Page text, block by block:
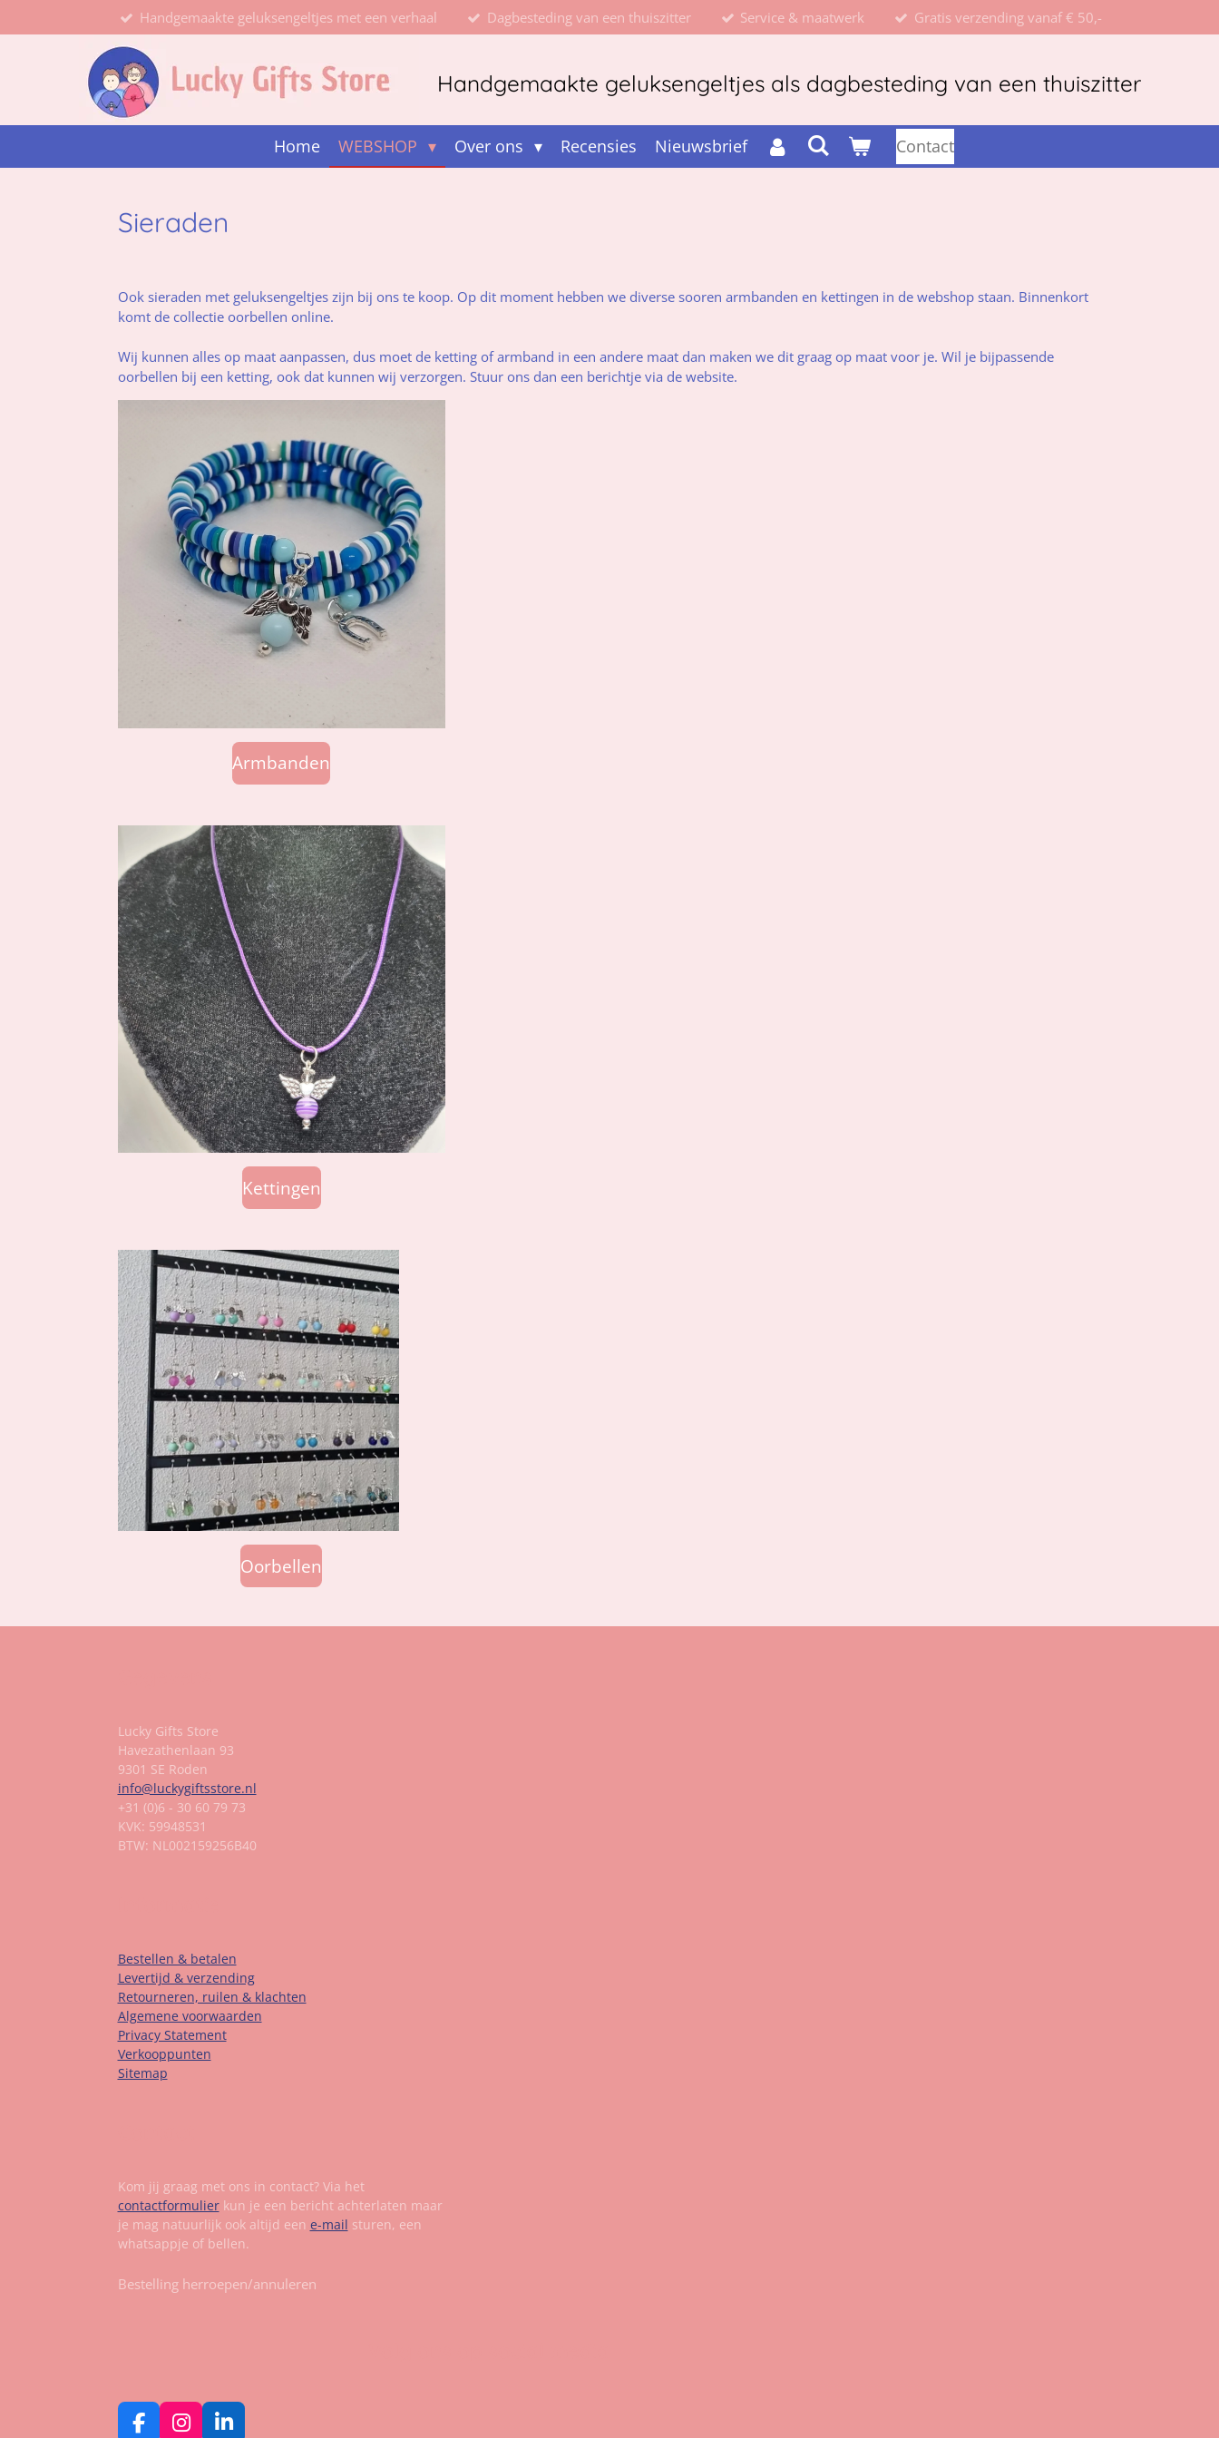
direct
hoofdinhoud
Handgemaakte geluksengeltjes met een verhaal Dagbesteding van een thuiszitter Service & maatwerk Gratis verzending vanaf € 50,-
Handgemaakte geluksengeltjes als dagbesteding van een thuiszitter
Home WEBSHOP Over ons Recensies Nieuwsbrief Contact
Sieraden
Ook sieraden met geluksengeltjes zijn bij ons te koop. Op dit moment hebben we diverse sooren armbanden en kettingen in de webshop staan. Binnenkort
komt de collectie oorbellen online.
Wij kunnen alles op maat aanpassen, dus moet de ketting of armband in een andere maat dan maken we dit graag op maat voor je. Wil je bijpassende
oorbellen bij een ketting, ook dat kunnen wij verzorgen. Stuur ons dan een berichtje via de website.
Armbanden
Kettingen
Oorbellen
Lucky Gifts Store
Havezathenlaan 93
9301 SE Roden
info@luckygiftsstore.nl
+31 (0)6 - 30 60 79 73
KVK: 59948531
BTW: NL002159256B40
Bestellen & betalen
Levertijd & verzending
Retourneren, ruilen & klachten
Algemene voorwaarden
Privacy Statement
Verkooppunten
Sitemap
Kom jij graag met ons in contact? Via het
contactformulierkun je een bericht achterlaten maar
je mag natuurlijk ook altijd een e-mail sturen, een
whatsappje of bellen.
Bestelling herroepen/annuleren
F I L